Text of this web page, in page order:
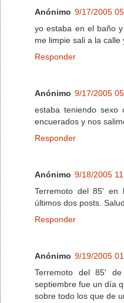
Anónimo 9/17/2005
yo estaba en el baño
me limpie sali a la
Responder
Anónimo 9/17/2005
estaba teniendo
encuerados y nos
Responder
Anónimo 9/18/2005
Terremoto del 85' en
últimos dos posts.
Responder
Anónimo 9/19/2005
Terremoto del 85'
septiembre fue un día
sobre todo los que de